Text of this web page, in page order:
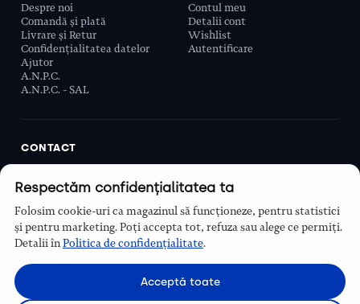
Despre noi
Comandă și plată
Livrare și Retur
Confidențialitatea datelor
Ajutor
A.N.P.C.
A.N.P.C. - SAL
Contul meu
Detalii cont
Wishlist
Autentificare
CONTACT
Sector 6, București, România
Program
Luni–Vineri, 9:00 – 16:00
Respectăm confidențialitatea ta
Folosim cookie-uri ca magazinul să funcționeze, pentru statistici
și pentru marketing. Poți accepta tot, refuza sau alege ce permiți.
Detalii înPolitica de confidențialitate.
Acceptă toate